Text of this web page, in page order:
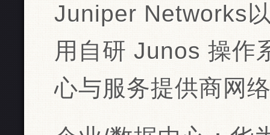
Juniper Networks
用自研 Junos 操作
心与服务提供商网